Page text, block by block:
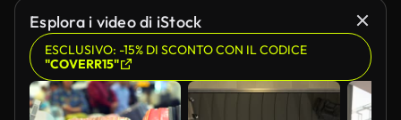
Esplora i video di iStock
ESCLUSIVO: -15% DI SCONTO CON IL CODICE
"COVERR15"